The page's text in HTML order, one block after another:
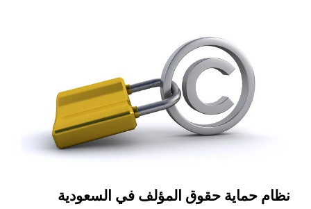
نظام حماية حقوق المؤلف في السعودية